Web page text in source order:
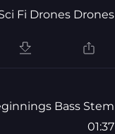
Fi Drones Drones
Bass Stem
01:37